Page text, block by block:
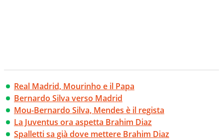
Real Madrid, Mourinho e il Papa
Bernardo Silva verso Madrid
Mou-Bernardo Silva, Mendes è il regista
La Juventus ora aspetta Brahim Diaz
Spalletti sa già dove mettere Brahim Diaz